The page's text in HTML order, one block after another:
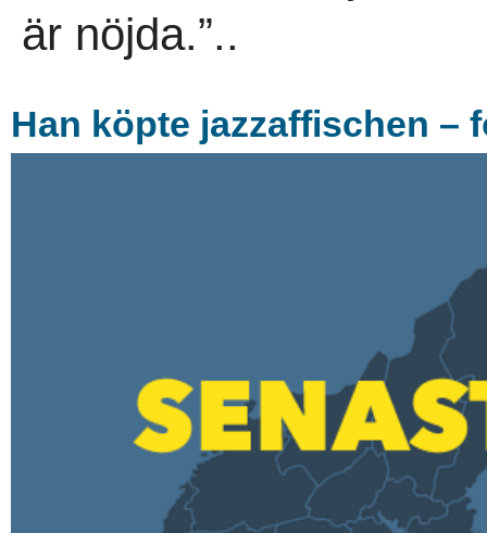
är nöjda.”..
Han köpte jazzaffischen –